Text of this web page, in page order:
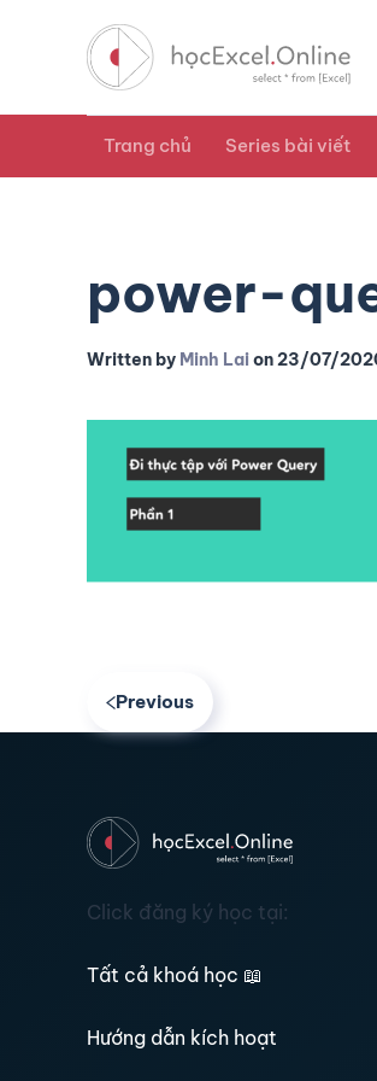
Trang chủ Series bài viết
power-
Written by Minh Laion23/07/
Previous
Click đăng ký học tại:
Tất cả khoá học 📖
Hướng dẫn kích hoạt